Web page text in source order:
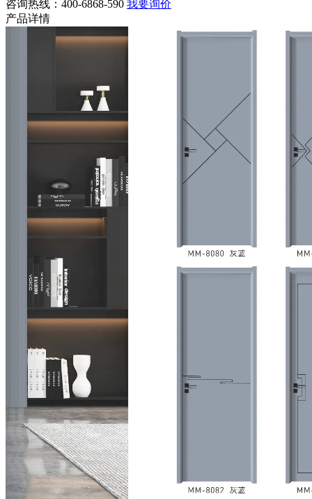
咨询热线：400-6868-590 我要询价
产品详情